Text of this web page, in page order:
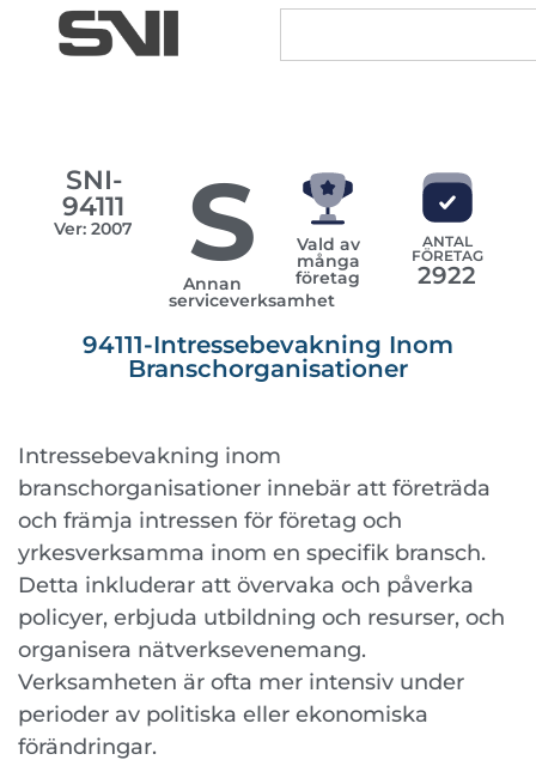
SNI-
94111
Ver: 2007 S
Annan
serviceverksamhet
Vald av
många
företag
ANTAL
FÖRETAG
2922
94111-Intressebevakning Inom
Branschorganisationer
Intressebevakning inom
branschorganisationer innebär att företräda
och främja intressen för företag och
yrkesverksamma inom en specifik bransch.
Detta inkluderar att övervaka och påverka
policyer, erbjuda utbildning och resurser, och
organisera nätverksevenemang.
Verksamheten är ofta mer intensiv under
perioder av politiska eller ekonomiska
förändringar.